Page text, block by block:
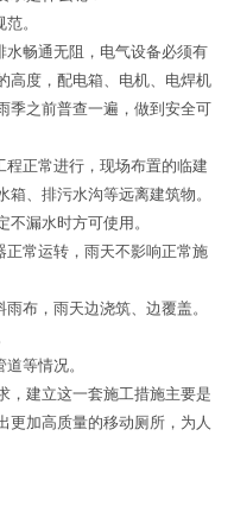
。
畅通无阻，电气设备必须有
高度，配电箱、电机、电焊机
之前普查一遍，做到安全可
正常进行，现场布置的临建
、排污水沟等远离建筑物。
不漏水时方可使用。
常运转，雨天不影响正常施
布，雨天边浇筑、边覆盖。
等情况。
建立这一套施工措施主要是
更加高质量的移动厕所，为人